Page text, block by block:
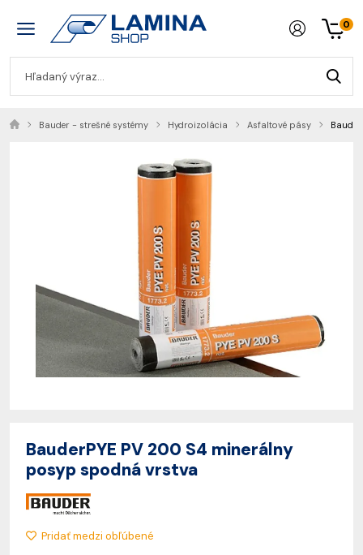
0
Bauder - strešné systémy Hydroizolácia Asfaltové pásy
BauderPYE PV 200 S4 minerálny
posyp spodná vrstva
Pridať medzi obľúbené